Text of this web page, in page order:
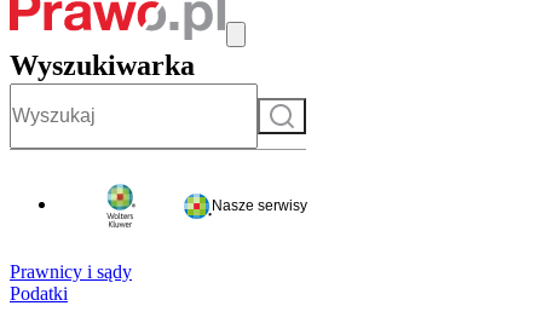
Wyszukiwarka
Szukaj
Nasze serwisy
Prawnicy i sądy
Podatki